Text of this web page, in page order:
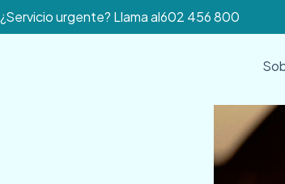
¿Servicio urgente? Llama al602 456 800